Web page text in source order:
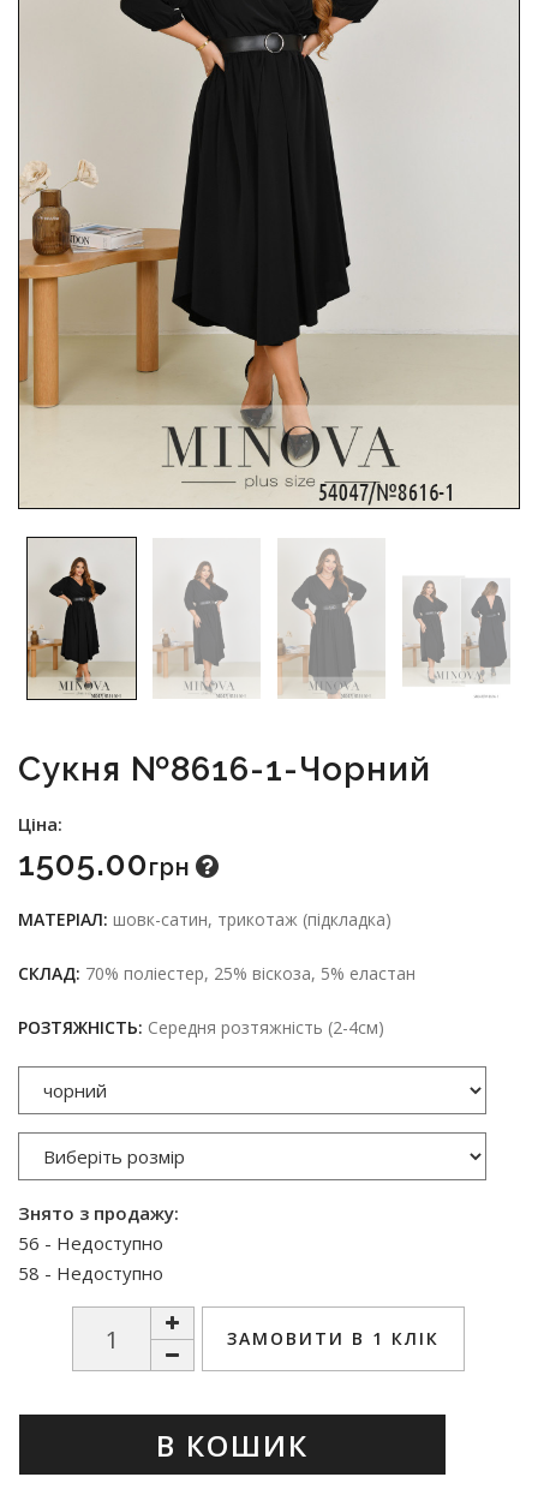
Сукня №8616-1-Чорний
Ціна:
1505.00Грн
МАТЕРІАЛ: шовк-сатин, трикотаж (підкладка)
СКЛАД: 70% поліестер, 25% віскоза, 5% еластан
РОЗТЯЖНІСТЬ: Середня розтяжність (2-4см)
Знято з продажу:
56 - Недоступно
58 - Недоступно
ЗАМОВИТИ В 1 КЛІК
В КОШИК